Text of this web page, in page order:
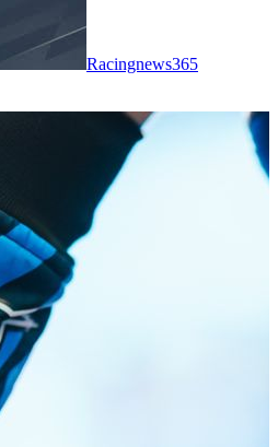
Racingnews365